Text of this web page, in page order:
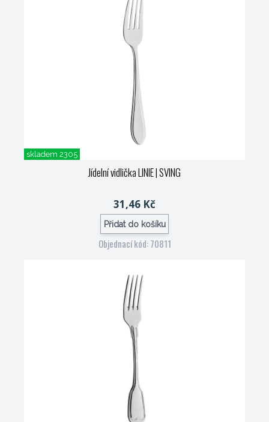
skladem 2305
Jídelní vidlička LINIE| SVING
31,46 Kč
Přidat do košíku
Objednací kód: 70811